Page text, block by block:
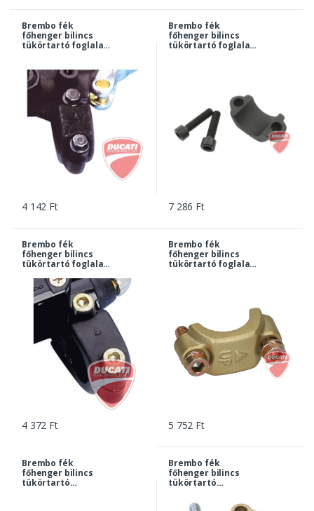
Brembo fék
főhenger bilincs
tükörtartó foglalat
4 142 Ft
Brembo fék
főhenger bilincs
tükörtartó foglalat
7 286 Ft
Brembo fék
főhenger bilincs
tükörtartó foglalat
10437224
4 372 Ft
Brembo fék
főhenger bilincs
tükörtartó foglalat
5 752 Ft
Brembo fék
főhenger bilincs
tükörtartó
Brembo fék
főhenger bilincs
tükörtartó
arany | 10437257